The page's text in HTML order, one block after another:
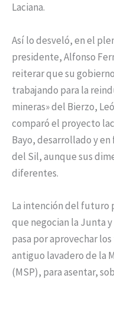
Laciana.
Así lo desveló, en el
presidente, Alfonso
reiterar que su
trabajando para la
mineras» del Bierzo,
comparó el proyecto
Bayo, desarrollado y
del Sil, aunque sus
diferentes.
La intención del futuro
que negocian la Junta y
pasa por aprovechar
antiguo lavadero de la
(MSP), para asentar,